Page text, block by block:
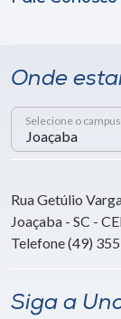
Onde
Selecione o campus
Rua Getúlio
Joaçaba - SC -
Telefone (49)
Siga a